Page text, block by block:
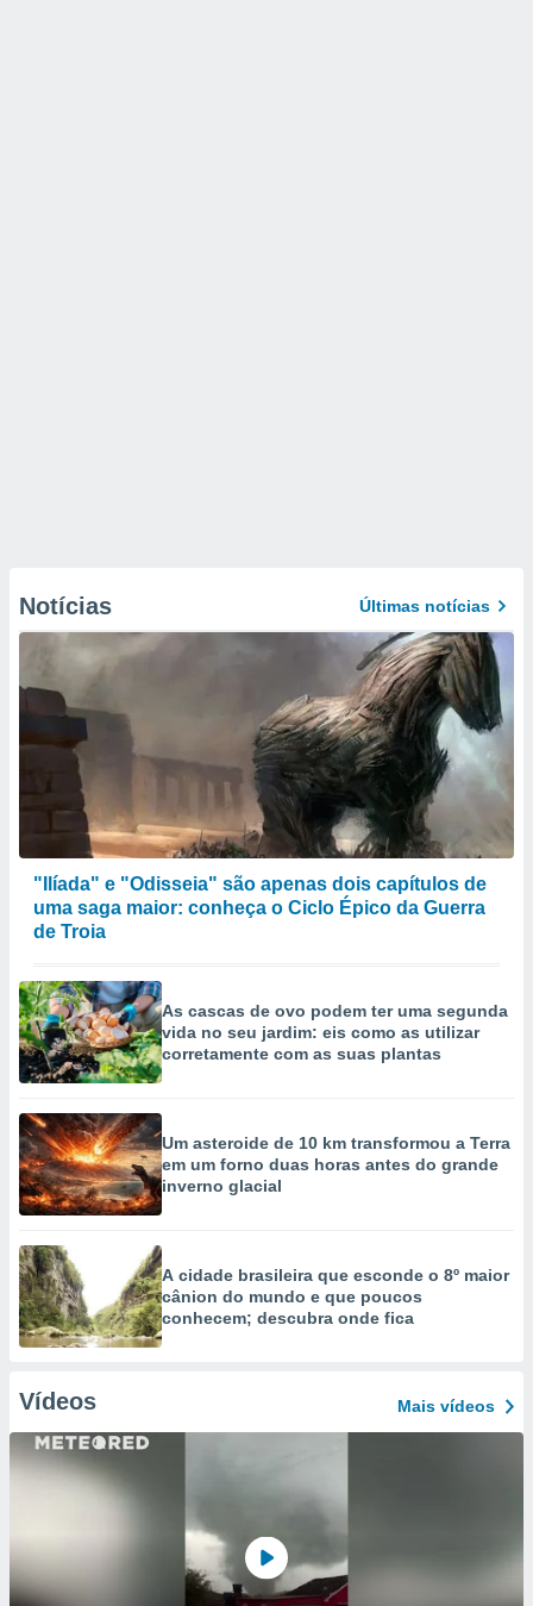
Notícias Últimas notícias
"Ilíada" e "Odisseia" são apenas dois capítulos de
uma saga maior: conheça o Ciclo Épico da Guerra
de Troia
As cascas de ovo podem ter uma segunda
vida no seu jardim: eis como as utilizar
corretamente com as suas plantas
Um asteroide de 10 km transformou a Terra
em um forno duas horas antes do grande
inverno glacial
A cidade brasileira que esconde o 8º maior
cânion do mundo e que poucos
conhecem; descubra onde fica
Vídeos Mais vídeos